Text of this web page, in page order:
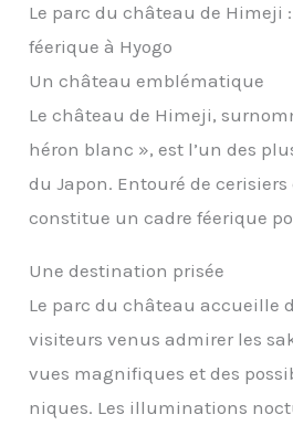
Le parc du château de Himeji
féerique à Hyogo
Un château emblématique
Le château de Himeji,
héron blanc », est l’un des
du Japon. Entouré de
constitue un cadre féerique
Une destination prisée
Le parc du château accueille
visiteurs venus admirer les
vues magnifiques et des
niques. Les illuminations